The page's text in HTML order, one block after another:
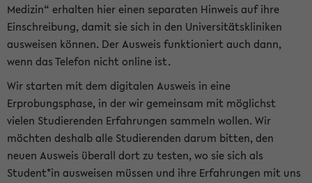
Medizin“ erhalten hier einen separaten Hinweis auf ihre
Einschreibung, damit sie sich in den Universitätskliniken
ausweisen können. Der Ausweis funktioniert auch dann,
wenn das Telefon nicht online ist.
Wir starten mit dem digitalen Ausweis in eine
Erprobungsphase, in der wir gemeinsam mit möglichst
vielen Studierenden Erfahrungen sammeln wollen. Wir
möchten deshalb alle Studierenden darum bitten, den
neuen Ausweis überall dort zu testen, wo sie sich als
Student*in ausweisen müssen und ihre Erfahrungen mit uns